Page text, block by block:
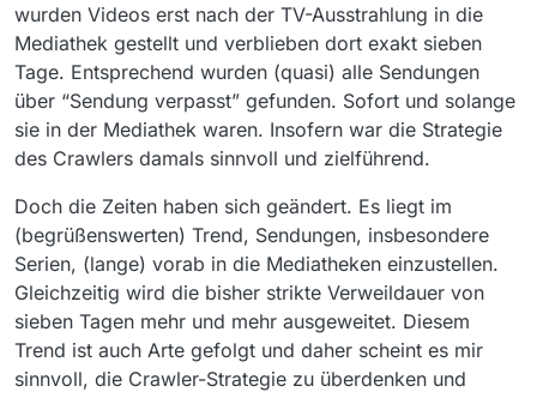
wurden Videos erst nach der TV-Ausstrahlung in die
Mediathek gestellt und verblieben dort exakt sieben
Tage. Entsprechend wurden (quasi) alle Sendungen
über “Sendung verpasst” gefunden. Sofort und solange
sie in der Mediathek waren. Insofern war die Strategie
des Crawlers damals sinnvoll und zielführend.
Doch die Zeiten haben sich geändert. Es liegt im
(begrüßenswerten) Trend, Sendungen, insbesondere
Serien, (lange) vorab in die Mediatheken einzustellen.
Gleichzeitig wird die bisher strikte Verweildauer von
sieben Tagen mehr und mehr ausgeweitet. Diesem
Trend ist auch Arte gefolgt und daher scheint es mir
sinnvoll, die Crawler-Strategie zu überdenken und